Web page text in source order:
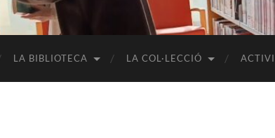
LA BIBLIOTECA LA COL·LECCIÓ